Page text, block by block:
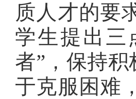
质人才的要
学生提出三
者” ， 保持积
于克服困难